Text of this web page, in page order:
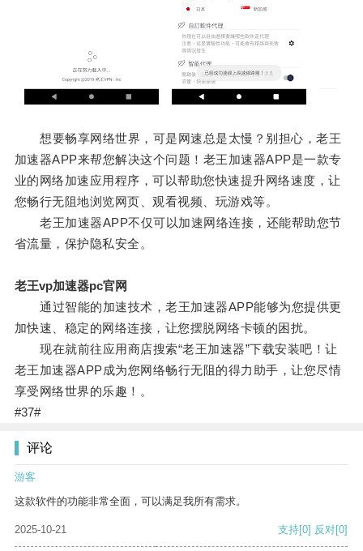
想要畅享网络世界，可是网速总是太慢？别担心，老王
加速器APP来帮您解决这个问题！老王加速器APP是一款专
业的网络加速应用程序，可以帮助您快速提升网络速度，让
您畅行无阻地浏览网页、观看视频、玩游戏等。
老王加速器APP不仅可以加速网络连接，还能帮助您节
省流量，保护隐私安全。
老王vp加速器pc官网
通过智能的加速技术，老王加速器APP能够为您提供更
加快速、稳定的网络连接，让您摆脱网络卡顿的困扰。
现在就前往应用商店搜索“老王加速器”下载安装吧！让
老王加速器APP成为您网络畅行无阻的得力助手，让您尽情
享受网络世界的乐趣！。
#37#
评论
游客
这款软件的功能非常全面，可以满足我所有需求。
2025-10-21 支持[0] 反对[0]